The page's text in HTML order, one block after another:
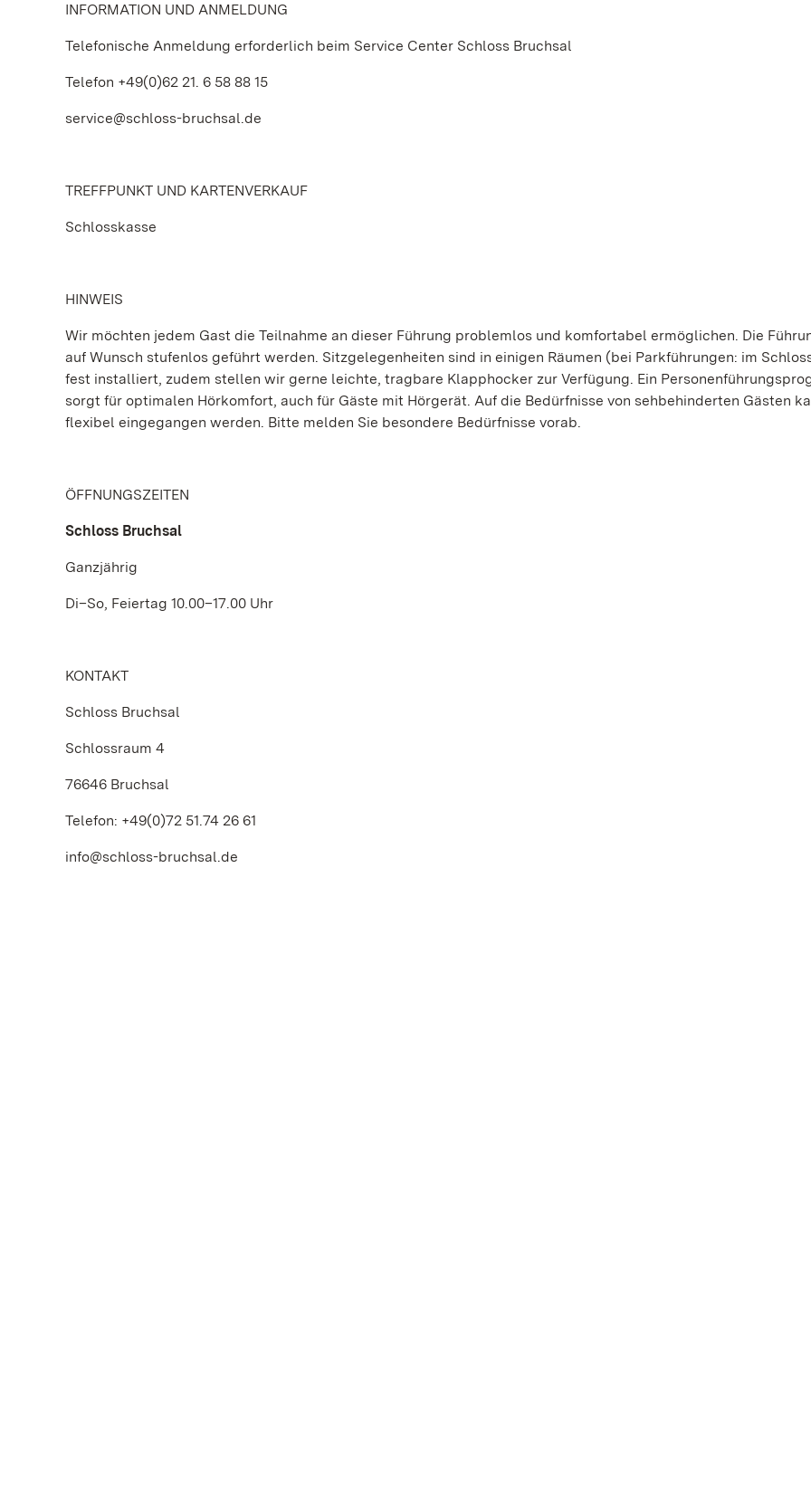
INFORMATION UND ANMELDUNG
Telefonische Anmeldung erforderlich beim Service Center Schloss Bruchsal
Telefon +49(0)62 21. 6 58 88 15
service@schloss-bruchsal.de
TREFFPUNKT UND KARTENVERKAUF
Schlosskasse
HINWEIS
Wir möchten jedem Gast die Teilnahme an dieser Führung problemlos und komfortabel ermöglichen. Die
auf Wunsch stufenlos geführt werden. Sitzgelegenheiten sind in einigen Räumen (bei Parkführungen: im
fest installiert, zudem stellen wir gerne leichte, tragbare Klapphocker zur Verfügung. Ein
sorgt für optimalen Hörkomfort, auch für Gäste mit Hörgerät. Auf die Bedürfnisse von sehbehinderten Gästen
flexibel eingegangen werden. Bitte melden Sie besondere Bedürfnisse vorab.
ÖFFNUNGSZEITEN
Schloss Bruchsal
Ganzjährig
Di–So, Feiertag 10.00–17.00 Uhr
KONTAKT
Schloss Bruchsal
Schlossraum 4
76646 Bruchsal
Telefon: +49(0)72 51.74 26 61
info@schloss-bruchsal.de